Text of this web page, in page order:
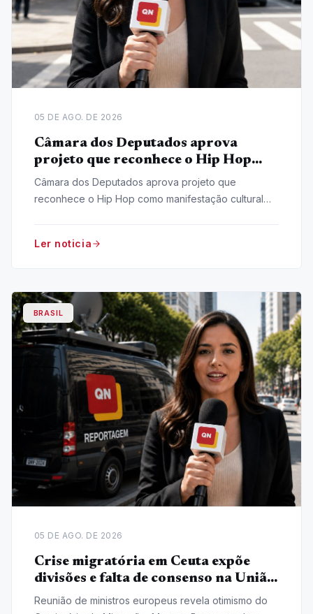
05 DE AGO. DE 2026
Câmara dos Deputados aprova
projeto que reconhece o Hip Hop
como manifestação cultural nacional
Câmara dos Deputados aprova projeto que
reconhece o Hip Hop como manifestação cultural
Ler noticia
BRASIL
05 DE AGO. DE 2026
Crise migratória em Ceuta expõe
divisões e falta de consenso na União
Europeia
Reunião de ministros europeus revela otimismo do